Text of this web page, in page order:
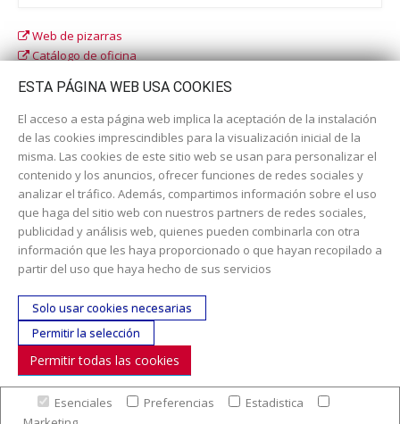
Web de pizarras
Catálogo de oficina
Dirección:c/ Cercedilla nº 14, 28925 Alcorcón
Email:contacta aquí
Teléfono:913519435
SÍGUENOS
© Copyright 2017. Todos los derechos reservados. |Nuestra
ESTA PÁGINA WEB USA COOKIES
El acceso a esta página web implica la aceptación de la instalación
de las cookies imprescindibles para la visualización inicial de la
misma. Las cookies de este sitio web se usan para personalizar el
contenido y los anuncios, ofrecer funciones de redes sociales y
analizar el tráfico. Además, compartimos información sobre el uso
que haga del sitio web con nuestros partners de redes sociales,
publicidad y análisis web, quienes pueden combinarla con otra
información que les haya proporcionado o que hayan recopilado a
partir del uso que haya hecho de sus servicios
Solo usar cookies necesarias
Permitir la selección
Permitir todas las cookies
Esenciales Preferencias
Estadistica